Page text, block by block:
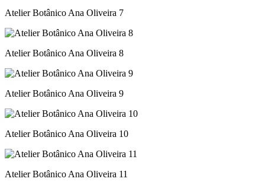
Atelier Botânico Ana Oliveira 7
Atelier Botânico Ana Oliveira 8
Atelier Botânico Ana Oliveira 9
Atelier Botânico Ana Oliveira 10
Atelier Botânico Ana Oliveira 11